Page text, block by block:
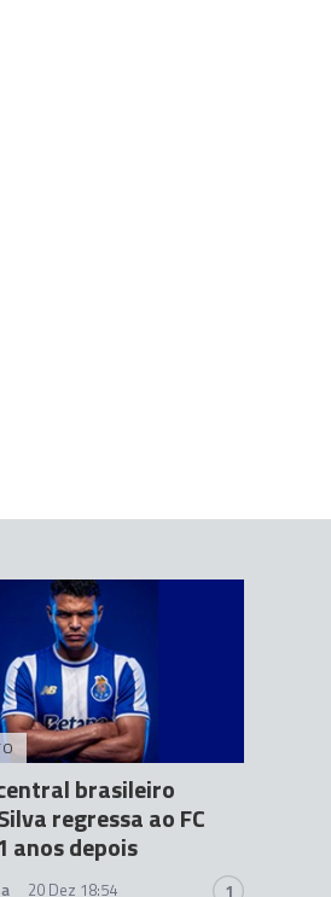
brasileiro
regressa ao FC
anos depois
20 Dez 18:54 1